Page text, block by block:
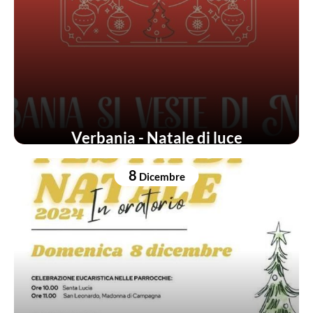
Verbania - Natale di luce
8 Dicembre